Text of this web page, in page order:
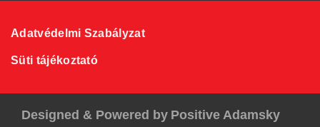
Adatvédelmi Szabályzat
Süti tájékoztató
Designed & Powered by Positive Adamsky